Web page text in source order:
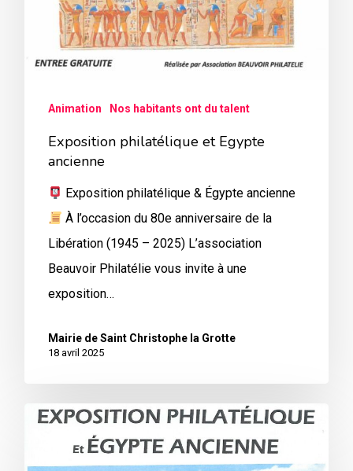
Animation Nos habitants ont du talent
Exposition philatélique et Egypte
ancienne
Exposition philatélique & Égypte ancienne
À l’occasion du 80e anniversaire de la
Libération (1945 – 2025) L’association
Beauvoir Philatélie vous invite à une
exposition…
Mairie de Saint Christophe la Grotte
18 avril 2025